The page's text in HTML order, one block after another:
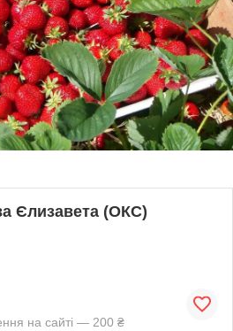
Єлизавета (ОКС)
на сайті — 200 ₴